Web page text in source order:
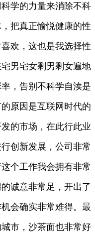
学的力量来消除不科
把真正愉悦健康的性
欢，这也是我选择性
男宅女剩男剩女遍地
，告别不科学自渎是
原因是互联网时代的
的市场，在此行此业
创新发展，公司非常
个工作我会拥有非常
诚意非常足，开出了
会确实非常难得。最
市，沙茶面也非常好